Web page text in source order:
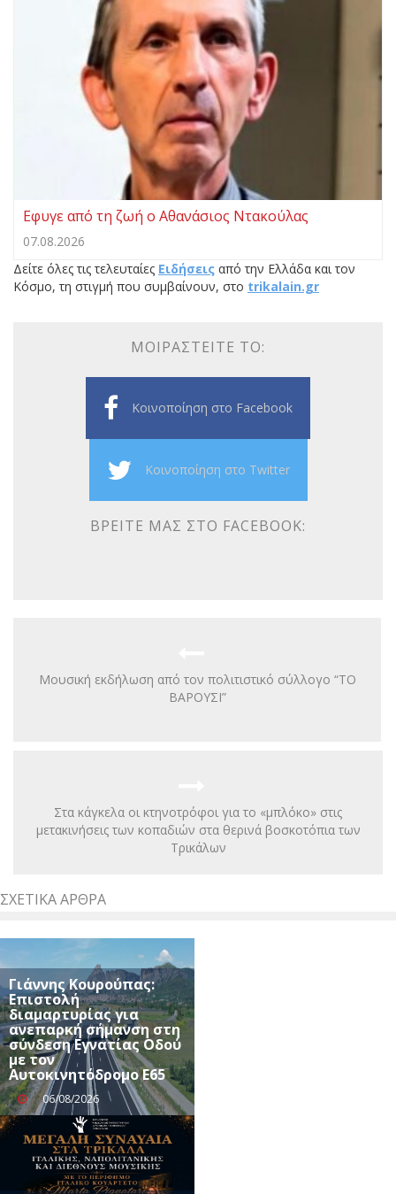
Eφυγε από τη ζωή ο Αθανάσιος Ντακούλας
07.08.2026
Δείτε όλες τις τελευταίες Ειδήσεις από την Ελλάδα και τον
Κόσμο, τη στιγμή που συμβαίνουν, στο trikalain.gr
ΜΟΙΡΑΣΤΕΊΤΕ ΤΟ:
Κοινοποίηση στο Facebook
Κοινοποίηση στο Twitter
ΒΡΕΊΤΕ ΜΑΣ ΣΤΟ FACEBOOK:
Μουσική εκδήλωση από τον πολιτιστικό σύλλογο “ΤΟ
ΒΑΡΟΥΣΙ”
Στα κάγκελα οι κτηνοτρόφοι για το «μπλόκο» στις
μετακινήσεις των κοπαδιών στα θερινά βοσκοτόπια των
Τρικάλων
ΣΧΕΤΙΚΆ ΆΡΘΡΑ
Γιάννης Κουρούπας:
Επιστολή
διαμαρτυρίας για
ανεπαρκή σήμανση στη
σύνδεση Εγνατίας Οδού
με τον
Αυτοκινητόδρομο Ε65
06/08/2026